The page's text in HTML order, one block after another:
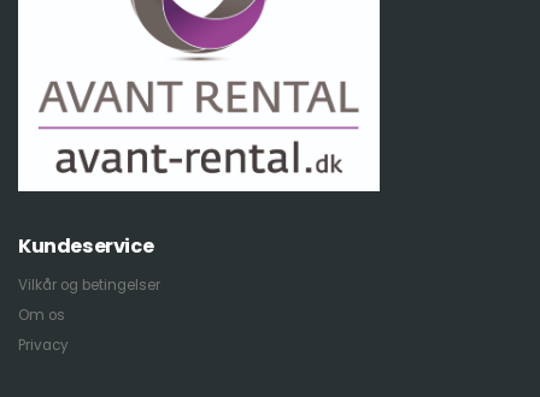
Kundeservice
Vilkår og betingelser
Om os
Privacy